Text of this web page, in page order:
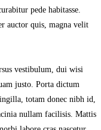
pede habitasse.
auctor quis, magna velit
vestibulum, dui wisi
justo. Porta dictum
totam donec nibh id,
nullam facilisis. Mattis